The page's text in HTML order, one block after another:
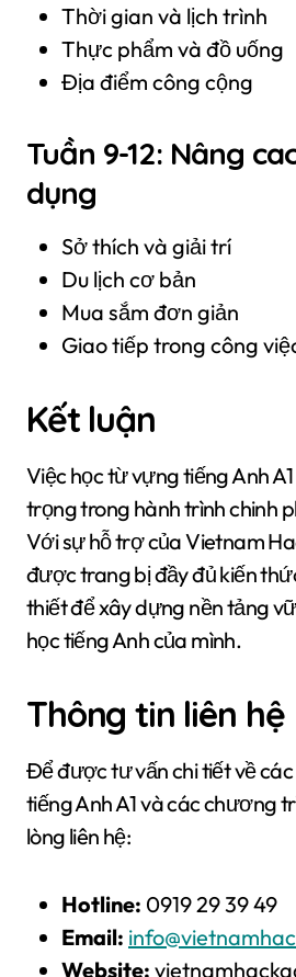
Thời gian và lịch trình
Thực phẩm và đồ uống
Địa điểm công cộng
Tuần 9-12: Nâng
dụng
Sở thích và giải trí
Du lịch cơ bản
Mua sắm đơn giản
Giao tiếp trong công
Kết luận
Việc học từ vựng tiếng Anh
trọng trong hành trình chinh
Với sự hỗ trợ của Vietnam
được trang bị đầy đủ kiến
thiết để xây dựng nền tảng
học tiếng Anh của mình.
Thông tin liên hệ
Để được tư vấn chi tiết về
tiếng Anh A1 và các chương
lòng liên hệ:
Hotline: 0919 29 39 49
Email:
Website: